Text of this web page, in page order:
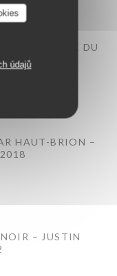
údajů
– DOMAINE DU
HAUT-BRION –
– JUSTIN